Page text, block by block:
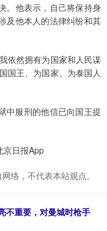
。他表示，自己将保持身
及他本人的法律纠纷和其
依然拥有为国家和人民谋
国王、为国家、为泰国人
中服刑的他信已向国王提
京日报App
络，不代表本站观点。
不重要，对曼城时枪手